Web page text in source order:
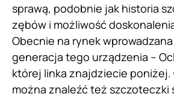
sprawą, podobnie jak historia
zębów i możliwość
Obecnie na rynek
generacja tego urządzenia –
której linka znajdziecie poniżej.
można znaleźć też szczoteczki